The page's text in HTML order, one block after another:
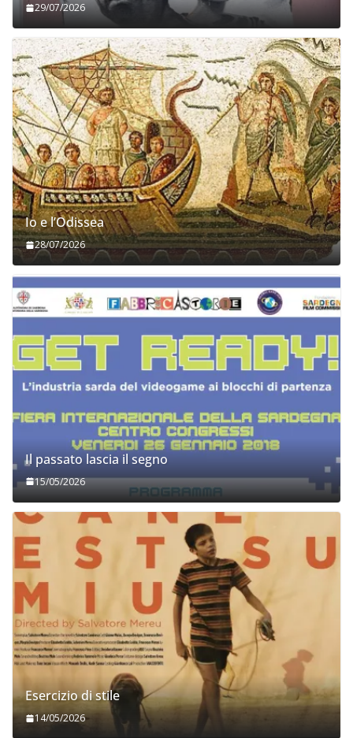
29/07/2026
Io e l’Odissea
28/07/2026
Il passato lascia il segno
15/05/2026
Esercizio di stile
14/05/2026